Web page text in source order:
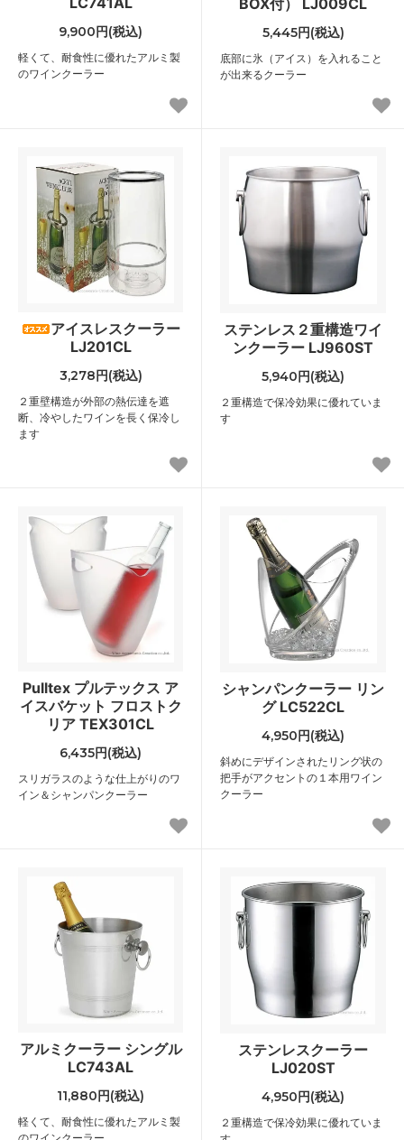
9,900円(税込)
軽くて、耐食性に優れたアルミ製
のワインクーラー
5,445円(税込)
底部に氷（アイス）を入れること
が出来るクーラー
アイスレスクーラー
LJ201CL
3,278円(税込)
２重壁構造が外部の熱伝達を遮
断、冷やしたワインを長く保冷し
ます
ステンレス２重構造ワイ
ンクーラー LJ960ST
5,940円(税込)
２重構造で保冷効果に優れていま
す
Pulltex プルテックス ア
イスバケット フロストク
リア TEX301CL
6,435円(税込)
スリガラスのような仕上がりのワ
イン＆シャンパンクーラー
シャンパンクーラー リン
グ LC522CL
4,950円(税込)
斜めにデザインされたリング状の
把手がアクセントの１本用ワイン
クーラー
アルミクーラー シングル
LC743AL
11,880円(税込)
軽くて、耐食性に優れたアルミ製
ステンレスクーラー
LJ020ST
4,950円(税込)
２重構造で保冷効果に優れていま